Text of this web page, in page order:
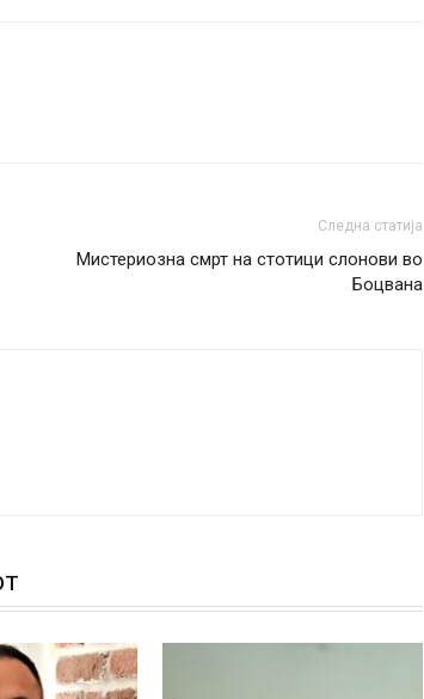
Следна статија
Мистериозна смрт на стотици слонови во
Боцвана